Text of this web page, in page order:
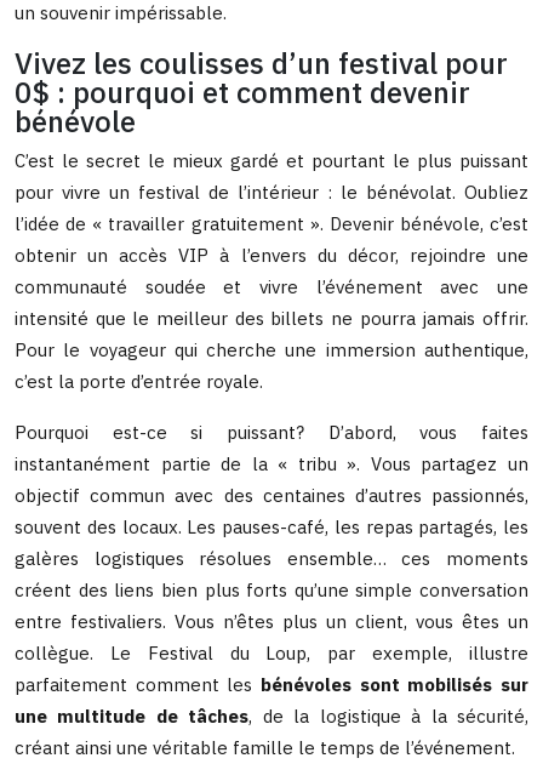
un souvenir impérissable.
Vivez les coulisses d’un festival pour
0$ : pourquoi et comment devenir
bénévole
C’est le secret le mieux gardé et pourtant le plus puissant
pour vivre un festival de l’intérieur : le bénévolat. Oubliez
l’idée de « travailler gratuitement ». Devenir bénévole, c’est
obtenir un accès VIP à l’envers du décor, rejoindre une
communauté soudée et vivre l’événement avec une
intensité que le meilleur des billets ne pourra jamais offrir.
Pour le voyageur qui cherche une immersion authentique,
c’est la porte d’entrée royale.
Pourquoi est-ce si puissant? D’abord, vous faites
instantanément partie de la « tribu ». Vous partagez un
objectif commun avec des centaines d’autres passionnés,
souvent des locaux. Les pauses-café, les repas partagés, les
galères logistiques résolues ensemble… ces moments
créent des liens bien plus forts qu’une simple conversation
entre festivaliers. Vous n’êtes plus un client, vous êtes un
collègue. Le Festival du Loup, par exemple, illustre
parfaitement comment les bénévoles sont mobilisés sur
une multitude de tâches, de la logistique à la sécurité,
créant ainsi une véritable famille le temps de l’événement.